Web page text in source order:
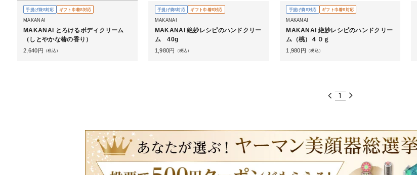
手提げ袋S対応 ギフト巾着S対応
MAKANAI
MAKANAI とろけるボディクリーム
（しとやかな椿の香り）
2,640 円 （税込）
手提げ袋S対応 ギフト巾着S対応
MAKANAI
MAKANAI 絶妙レシピのハンドクリー
ム 40g
1,980円 （税込）
手提げ袋S対応 ギフト巾着S対応
MAKANAI
MAKANAI 絶妙レシピのハンドクリー
ム（桃）４０ｇ
1,980 円 （税込）
1